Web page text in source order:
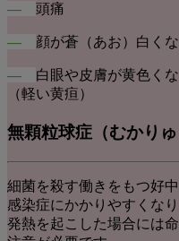
― 頭痛
― 顔が蒼（あお）白く
― 白眼や皮膚が黄色く
（軽い黄疸）
無顆粒球症 （むかり
細菌を殺す働きをもつ好
感染症にかかりやすくなり
発熱を起こした場合には